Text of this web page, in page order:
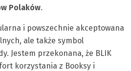
Polaków.
i powszechnie akceptowana
ale także symbol
Jestem przekonana, że BLIK
korzystania z Booksy i